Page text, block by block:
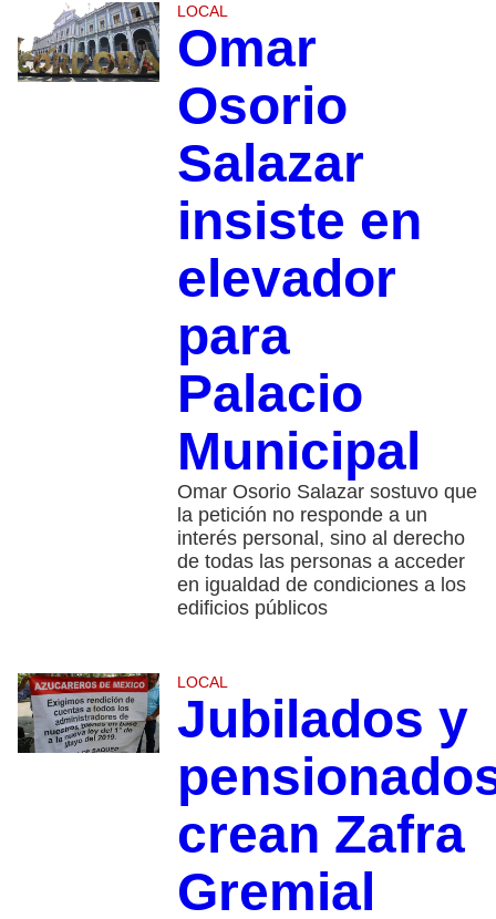
LOCAL
Omar
Osorio
Salazar
insiste en
elevador
para
Palacio
Municipal
Omar Osorio Salazar sostuvo que
la petición no responde a un
interés personal, sino al derecho
de todas las personas a acceder
en igualdad de condiciones a los
edificios públicos
LOCAL
Jubilados y
crean Zafra
Gremial